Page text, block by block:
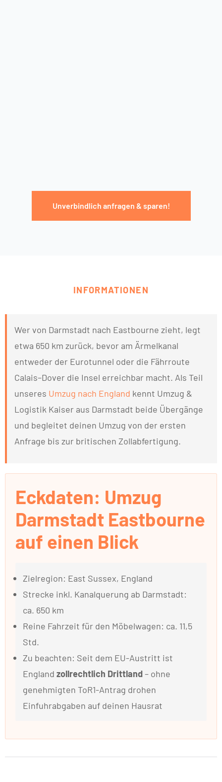
Unverbindlich anfragen & sparen!
INFORMATIONEN
Wer von Darmstadt nach Eastbourne zieht, legt
etwa 650 km zurück, bevor am Ärmelkanal
entweder der Eurotunnel oder die Fährroute
Calais–Dover die Insel erreichbar macht. Als Teil
unseres Umzug nach England kennt Umzug &
Logistik Kaiser aus Darmstadt beide Übergänge
und begleitet deinen Umzug von der ersten
Anfrage bis zur britischen Zollabfertigung.
Eckdaten: Umzug
Darmstadt Eastbourne
auf einen Blick
Zielregion: East Sussex, England
Strecke inkl. Kanalquerung ab Darmstadt:
ca. 650 km
Reine Fahrzeit für den Möbelwagen: ca. 11,5
Std.
Zu beachten: Seit dem EU-Austritt ist
England zollrechtlich Drittland– ohne
genehmigten ToR1-Antrag drohen
Einfuhrabgaben auf deinen Hausrat